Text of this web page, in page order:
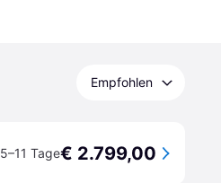
Empfohlen
5–11 Tage€ 2.799,00